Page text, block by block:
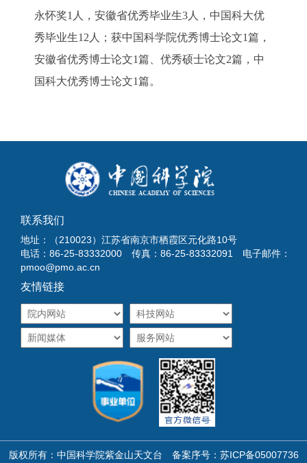
永怀奖1人，安徽省优秀毕业生3人，中国科大优
秀毕业生12人；获中国科学院优秀博士论文1篇，
安徽省优秀博士论文1篇、优秀硕士论文2篇，中
国科大优秀博士论文1篇。
联系我们
地址：（210023）江苏省南京市栖霞区元化路10号
电话：86-25-83332000 传真：86-25-83332091 电子邮件：
pmoo@pmo.ac.cn
友情链接
版权所有：中国科学院紫金山天文台 备案序号： 苏ICP备05007736